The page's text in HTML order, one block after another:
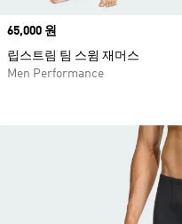
Price
65,000 원
립스트림 팀 스윔 재머스
Men Performance